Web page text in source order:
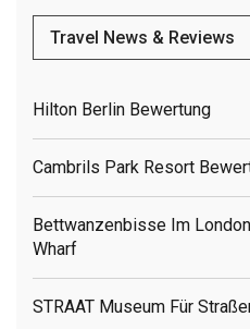
Travel News & Reviews
Hilton Berlin Bewertung
Cambrils Park Resort
Bettwanzenbisse Im
Wharf
STRAAT Museum Für